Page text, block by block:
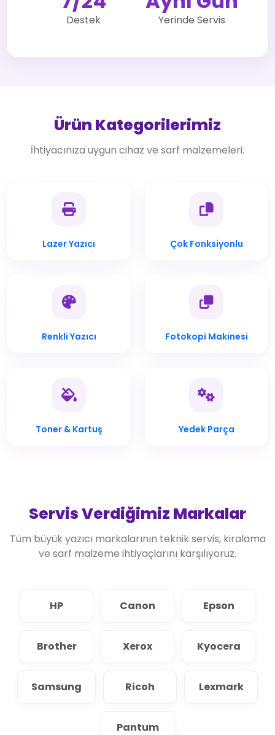
Destek Yerinde Servis
Ürün Kategorilerimiz
İhtiyacınıza uygun cihaz ve sarf malzemeleri.
Lazer Yazıcı Çok Fonksiyonlu
Renkli Yazıcı Fotokopi Makinesi
Toner & Kartuş Yedek Parça
Servis Verdiğimiz Markalar
Tüm büyük yazıcı markalarının teknik servis, kiralama
ve sarf malzeme ihtiyaçlarını karşılıyoruz.
HP Canon Epson
Brother Xerox Kyocera
Samsung Ricoh Lexmark
Pantum